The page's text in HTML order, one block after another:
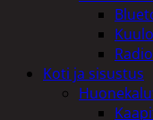
Koti ja sisustus